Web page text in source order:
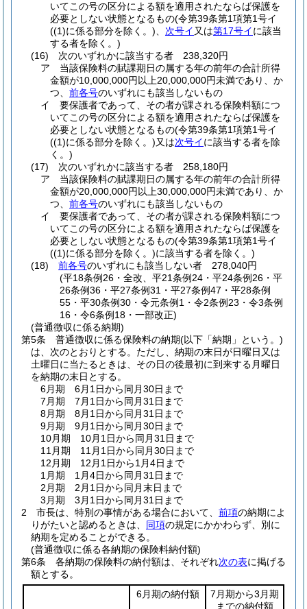
いてこの号の区分による額を適用されたならば保護を
必要としない状態となるもの(令第39条第1項第1号イ
((1)に係る部分を除く。) 次号イ 又は第17号イに該当
する者を除く。)
(16)
次のいずれかに該当する者 238,320円
ア
当該保険料の賦課期日の属する年の前年の合計所得
金額が10,000,000円以上20,000,000円未満であり、か
つ、 前各号のいずれにも該当しないもの
イ
要保護者であって、その者が課される保険料額につ
いてこの号の区分による額を適用されたならば保護を
必要としない状態となるもの(令第39条第1項第1号イ
((1)に係る部分を除く。)又は次号イに該当する者を除
く。)
(17)
次のいずれかに該当する者 258,180円
ア
当該保険料の賦課期日の属する年の前年の合計所得
金額が20,000,000円以上30,000,000円未満であり、か
つ、 前各号のいずれにも該当しないもの
イ
要保護者であって、その者が課される保険料額につ
いてこの号の区分による額を適用されたならば保護を
必要としない状態となるもの(令第39条第1項第1号イ
((1)に係る部分を除く。)に該当する者を除く。)
(18)
前各号のいずれにも該当しない者 278,040円
(平18条例26・全改、平21条例24・平24条例26・平
26条例36・平27条例31・平27条例47・平28条例
55・平30条例30・令元条例1・令2条例23・令3条例
16・令6条例18・一部改正)
(普通徴収に係る納期)
第5条
普通徴収に係る保険料の納期(以下「納期」という。)
は、次のとおりとする。 ただし、納期の末日が日曜日又は
土曜日に当たるときは、その日の後最初に到来する月曜日
を納期の末日とする。
6月期 6月1日から同月30日まで
7月期 7月1日から同月31日まで
8月期 8月1日から同月31日まで
9月期 9月1日から同月30日まで
10月期 10月1日から同月31日まで
11月期 11月1日から同月30日まで
12月期 12月1日から1月4日まで
1月期 1月4日から同月31日まで
2月期 2月1日から同月末日まで
3月期 3月1日から同月31日まで
2
市長は、特別の事情がある場合において、 前項の納期によ
りがたいと認めるときは、 同項の規定にかかわらず、別に
納期を定めることができる。
(普通徴収に係る各納期の保険料納付額)
第6条
各納期の保険料の納付額は、それぞれ次の表に掲げる
額とする。
6月期の納付額
7月期から3月期
までの納付額